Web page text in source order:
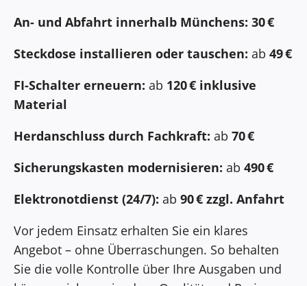
An- und Abfahrt innerhalb Münchens: 30 €
Steckdose installieren oder tauschen: ab 49 €
FI-Schalter erneuern: ab 120 € inklusive
Material
Herdanschluss durch Fachkraft: ab 70 €
Sicherungskasten modernisieren: ab 490 €
Elektronotdienst (24/7): ab 90 € zzgl. Anfahrt
Vor jedem Einsatz erhalten Sie ein klares
Angebot – ohne Überraschungen. So behalten
Sie die volle Kontrolle über Ihre Ausgaben und